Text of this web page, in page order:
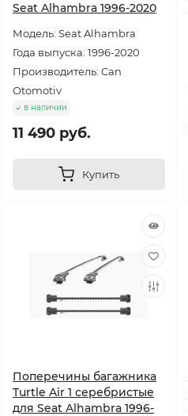
Seat Alhambra 1996-2020
Модель: Seat Alhambra
Года выпуска: 1996-2020
Производитель: Can
Otomotiv
в наличии
11 490 руб.
Купить
Поперечины багажника
Turtle Air 1 серебристые
для Seat Alhambra 1996-